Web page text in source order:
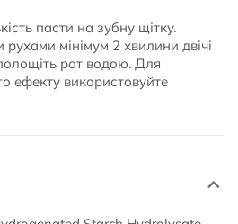
пасти на зубну щітку.
рухами мінімум 2 хвилини двічі
рот водою. Для
ефекту використовуйте